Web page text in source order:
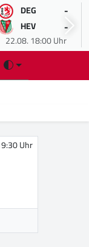
DEG -
HEV -
22.08. 18:00 Uhr
Uhr